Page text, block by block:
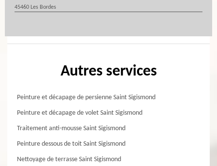
45460 Les Bordes
Autres services
Peinture et décapage de persienne Saint Sigismond
Peinture et décapage de volet Saint Sigismond
Traitement anti-mousse Saint Sigismond
Peinture dessous de toit Saint Sigismond
Nettoyage de terrasse Saint Sigismond